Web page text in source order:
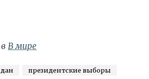
В мире
президентские выборы